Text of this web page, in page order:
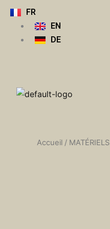
Aller
FR
EN
DE
Accueil / MATÉRIELS